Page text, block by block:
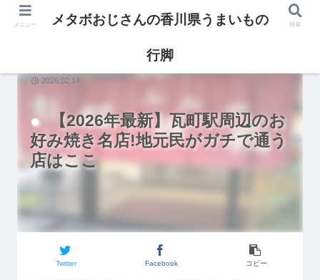
【2026年最新】瓦町駅周辺のお
好み焼き名店!地元民がガチで通う
店はここ
Twitter Facebook コピー
2026.02.14
メニュー メタボおじさんの香川県うまいもの
行脚
検索